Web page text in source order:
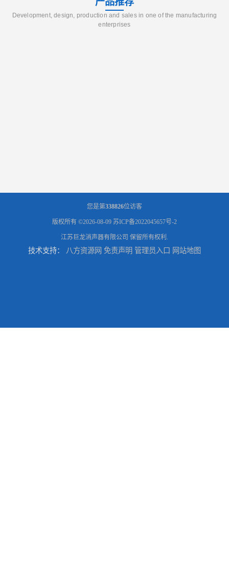
Development, design, production and sales in one of the manufacturing
enterprises
您是第338826位访客
版权所有 ©2026-08-09 苏ICP备2022045657号-2
江苏巨龙消声器有限公司 保留所有权利.
技术支持： 八方资源网 免责声明 管理员入口 网站地图